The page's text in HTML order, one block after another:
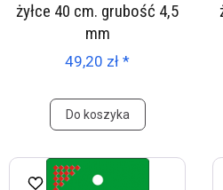
żyłce 40 cm. grubość 4,5
mm
49,20 zł *
Do koszyka